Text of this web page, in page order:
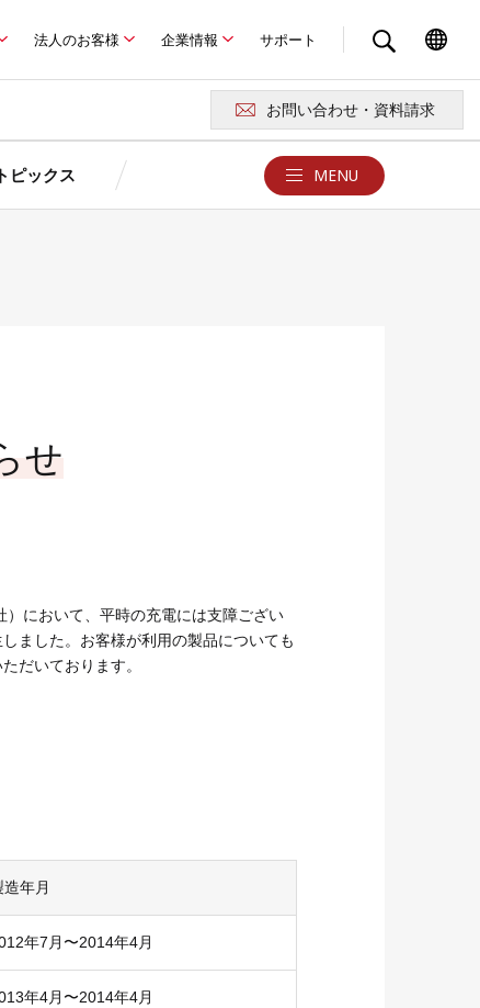
法人のお客様 企業情報 サポート
お問い合わせ・資料請求
災害時の停電対策はできていますか？
太陽光発電・蓄電池
トピックス MENU
ドせ
において、平時の充電には支障ござい
ました。お客様が利用の製品についても
だいております。
造年月
年7月〜2014年4月
年4月〜2014年4月